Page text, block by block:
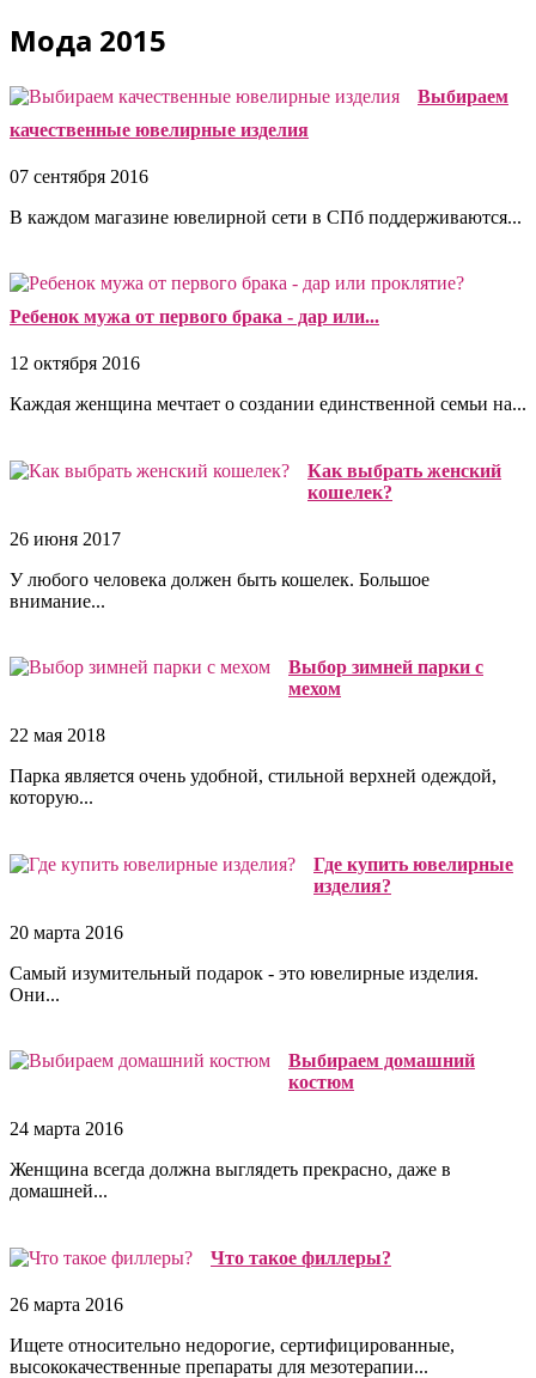
Мода 2015
Выбираем
качественные ювелирные изделия
07 сентября 2016
В каждом магазине ювелирной сети в СПб поддерживаются...
Ребенок мужа от первого брака - дар или...
12 октября 2016
Каждая женщина мечтает о создании единственной семьи на...
Как выбрать женский
кошелек?
26 июня 2017
У любого человека должен быть кошелек. Большое
внимание...
Выбор зимней парки с
мехом
22 мая 2018
Парка является очень удобной, стильной верхней одеждой,
которую...
Где купить ювелирные
изделия?
20 марта 2016
Самый изумительный подарок - это ювелирные изделия.
Они...
Выбираем домашний
костюм
24 марта 2016
Женщина всегда должна выглядеть прекрасно, даже в
домашней...
Что такое филлеры?
26 марта 2016
Ищете относительно недорогие, сертифицированные,
высококачественные препараты для мезотерапии...